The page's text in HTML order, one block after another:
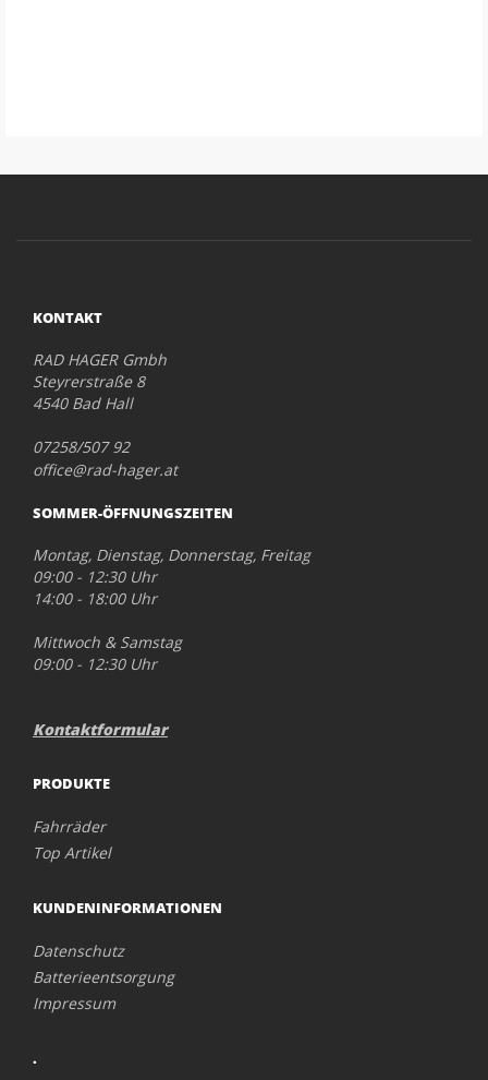
KONTAKT
RAD HAGER Gmbh
Steyrerstraße 8
4540 Bad Hall
07258/507 92
office@rad-hager.at
SOMMER-ÖFFNUNGSZEITEN
Montag, Dienstag, Donnerstag, Freitag
09:00 - 12:30 Uhr
14:00 - 18:00 Uhr
Mittwoch & Samstag
09:00 - 12:30 Uhr
Kontaktformular
PRODUKTE
Fahrräder
Top Artikel
KUNDENINFORMATIONEN
Datenschutz
Batterieentsorgung
Impressum
.